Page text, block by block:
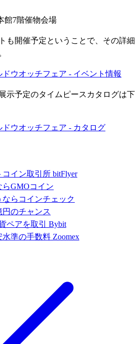
館7階催物会場
も開催予定ということで、その詳細
ウオッチフェア - イベント情報
示予定のタイムピースカタログは下
ドウオッチフェア - カタログ
イン取引所 bitFlyer
GMOコイン
ならコインチェック
円のチャンス
ペアを取引 Bybit
準の手数料 Zoomex